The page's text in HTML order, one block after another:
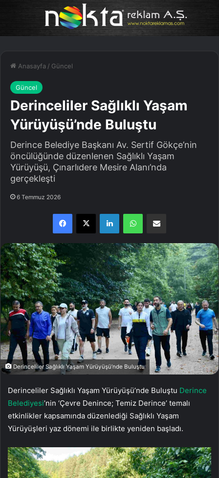
Anasayfa / Güncel
Güncel
Derinceliler Sağlıklı Yaşam
Yürüyüşü’nde Buluştu
Derince Belediye Başkanı Av. Sertif Gökçe’nin
öncülüğünde düzenlenen Sağlıklı Yaşam
Yürüyüşü, Çınarlıdere Mesire Alanı’nda
gerçekleşti
6 Temmuz 2026
Derinceliler Sağlıklı Yaşam Yürüyüşü’nde Buluştu
Derinceliler Sağlıklı Yaşam Yürüyüşü’nde Buluştu Derince
Belediyesi’nin ‘Çevre Denince; Temiz Derince’ temalı
etkinlikler kapsamında düzenlediği Sağlıklı Yaşam
Yürüyüşleri yaz dönemi ile birlikte yeniden başladı.